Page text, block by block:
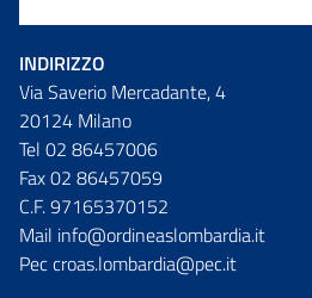
INDIRIZZO
Via Saverio Mercadante, 4
20124 Milano
Tel 02 86457006
Fax 02 86457059
C.F. 97165370152
Mail info@ordineaslombardia.it
Pec croas.lombardia@pec.it